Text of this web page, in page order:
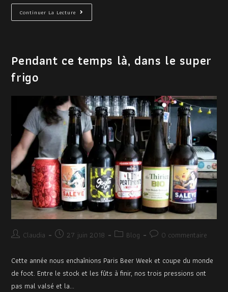
Continuer La Lecture
Pendant ce temps là, dans le super
frigo
Claudia 27 juin 2018 Blog 0 commentaire
Cette année nous enchaînions Paris Beer Week et coupe du monde
de foot. Entre le stock et les fûts à finir, nos trois pressions ont
pas mal valsé et la…